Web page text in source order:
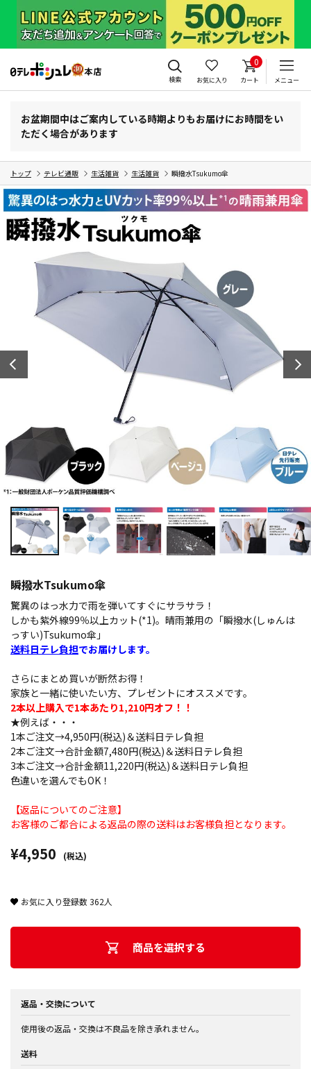
検索 お気に入り
0
カート メニュー
お盆期間中はご案内している時期よりもお届けにお時間をい
ただく場合があります
トップ テレビ通販 生活雑貨 生活雑貨 瞬撥水Tsukumo傘
瞬撥水Tsukumo傘
驚異のはっ水力で雨を弾いてすぐにサラサラ！
しかも紫外線99％以上カット(*1)。晴雨兼用の「瞬撥水(しゅんは
っすい)Tsukumo傘」
送料日テレ負担でお届けします。
さらにまとめ買いが断然お得！
家族と一緒に使いたい方、プレゼントにオススメです。
2本以上購入で1本あたり1,210円オフ！！
★例えば・・・
1本ご注文→4,950円(税込)＆送料日テレ負担
2本ご注文→合計金額7,480円(税込)＆送料日テレ負担
3本ご注文→合計金額11,220円(税込)＆送料日テレ負担
色違いを選んでもOK！
【返品についてのご注意】
お客様のご都合による返品の際の送料はお客様負担となります。
¥4,950 (税込)
お気に入り登録数362人
商品を選択する
返品・交換について
使用後の返品・交換は不良品を除き承れません。
送料